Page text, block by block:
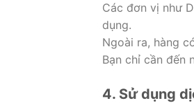
Các đơn vị như
dụng.
Ngoài ra, hàng
Bạn chỉ cần đến
4. Sử dụng